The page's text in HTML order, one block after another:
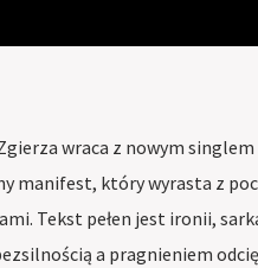
wraca z nowym
manifest, który wyrasta z
Tekst pełen jest ironii,
a pragnieniem